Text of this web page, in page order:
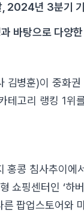
2024년 3분기
바탕으로 다양
김병훈)이 중화
테고리 랭킹 1
콩 침사추이에
쇼핑센터인 ‘
팝업스토어와